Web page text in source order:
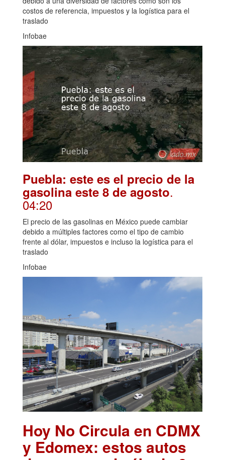
costos de referencia, impuestos y la logística para el
traslado
Infobae
Puebla: este es el precio de la
gasolina este 8 de agosto.
04:20
El precio de las gasolinas en México puede cambiar
debido a múltiples factores como el tipo de cambio
frente al dólar, impuestos e incluso la logística para el
traslado
Infobae
Hoy No Circula en CDMX
y Edomex: estos autos